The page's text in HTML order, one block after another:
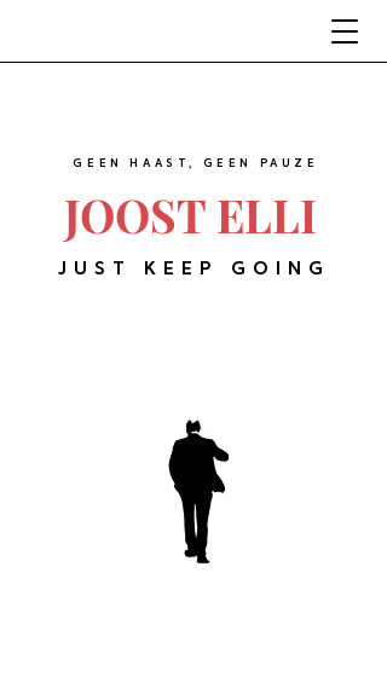
JOOST ELLI
GEEN HAAST, GEEN PAUZE
JUST KEEP GOING